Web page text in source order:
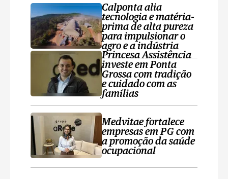
Calponta alia
tecnologia e matéria-
prima de alta pureza
para impulsionar o
agro e a indústria
Princesa Assistência
investe em Ponta
Grossa com tradição
e cuidado com as
famílias
Medvitae fortalece
empresas em PG com
a promoção da saúde
ocupacional